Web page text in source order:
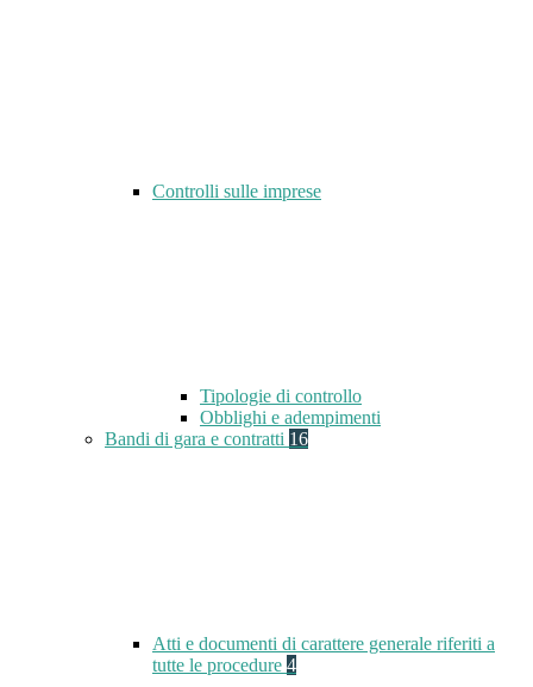
Controlli sulle imprese
Tipologie di controllo
Obblighi e adempimenti
Bandi di gara e contratti 16
Atti e documenti di carattere generale riferiti a
tutte le procedure 4